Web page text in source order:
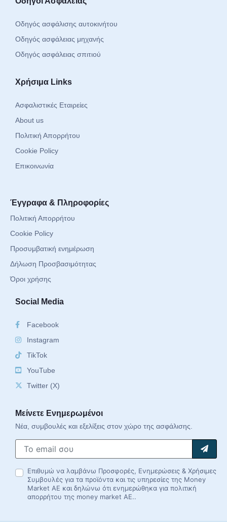
Οδηγός ασφάλισης αυτοκινήτου
Οδηγός ασφάλειας μηχανής
Οδηγός ασφάλειας σπιτιού
Χρήσιμα Links
Ασφαλιστικές Εταιρείες
About us
Πολιτική Απορρήτου
Cookie Policy
Επικοινωνία
Έγγραφα & Πληροφορίες
Πολιτική Απορρήτου
Cookie Policy
Προσυμβατική ενημέρωση
Δήλωση Προσβασιμότητας
Όροι χρήσης
Social Media
Facebook
Instagram
TikTok
YouTube
Twitter (X)
Μείνετε Ενημερωμένοι
Νέα, συμβουλές και εξελίξεις στον χώρο της ασφάλισης.
Επιθυμώ να λαμβάνω Προσφορές, Ενημερώσεις & Χρήσιμες
Συμβουλές για τα προϊόντα και τις υπηρεσίες της Money
Market AE και δηλώνω ότι ενημερώθηκα για πολιτική
απορρήτου της money market AE..